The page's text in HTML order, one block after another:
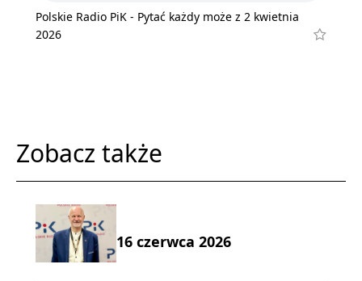
Polskie Radio PiK - Pytać każdy może z 2 kwietnia
2026
Zobacz także
16 czerwca 2026